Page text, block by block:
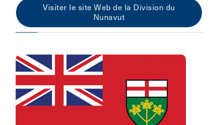
Visiter le site Web de la Division du
Nunavut